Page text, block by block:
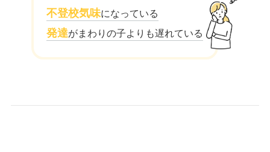
不登校気味になっている
発達がまわりの子よりも遅れている